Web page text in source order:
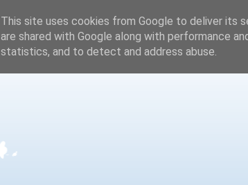
This site uses cookies from Google to deliver its
are shared with Google along with performance
statistics, and to detect and address abuse.